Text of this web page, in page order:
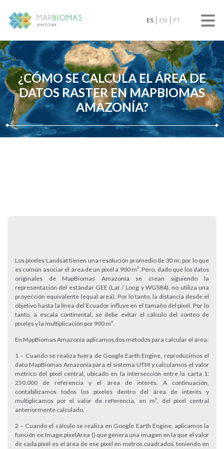
ES EN PT
¿CÓMO SE CALCULA EL ÁREA DE
DATOS RASTER EN MAPBIOMAS
AMAZONÍA?
Los píxeles Landsat tienen una resolución promedio de 30 m, por lo que
es común asociar el área de un píxel a 900 m². Pero, dado que los datos
originales de MapBiomas Amazonía se crean siguiendo la
representación del estándar GEE (Lat / Long y WGS84), no utiliza una
proyección equivalente (equal area). Por lo tanto, la distancia desde el
objetivo hasta la línea del Ecuador influye en el tamaño del píxel. Por lo
tanto, a escala continental, se debe evitar el cálculo del conteo de
píxeles y la multiplicación por 900 m².
En MapBiomas Amazonía aplicamos dos métodos para calcular el área:
1 – Cuando se realiza fuera de Google Earth Engine, reproducimos el
dato MapBiomas Amazonía para el sistema UTM y calculamos el valor
métrico del píxel central, ubicado en la intersección entre la carta 1:
250.000 de referencia y el área de interés. A continuación,
contabilizamos todos los píxeles dentro del área de interés y
multiplicamos por el valor de referencia, en m², del píxel central
anteriormente calculado.
2 – Cuando el cálculo se realiza en Google Earth Engine, aplicamos la
función ee.Image.pixelArea () que genera una imagen en la que el valor
de cada píxel es el área de ese píxel en metros cuadrados, teniendo en